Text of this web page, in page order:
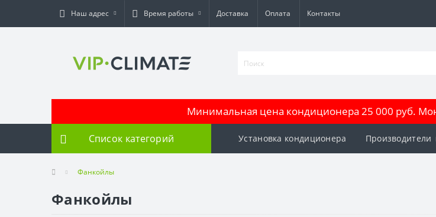
Наш адрес Время работы Доставка Оплата Контакты
Минимальная цена кондиционера 25 000 руб.
Список категорий Установка кондиционера Производители
Фанкойлы
Фанкойлы